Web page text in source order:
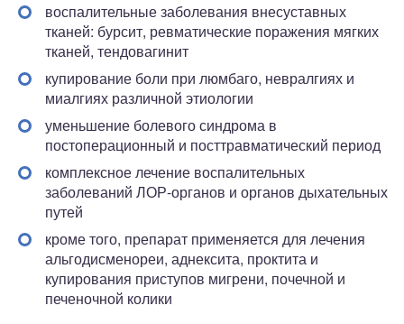
воспалительные заболевания внесуставных
тканей: бурсит, ревматические поражения мягких
тканей, тендовагинит
купирование боли при люмбаго, невралгиях и
миалгиях различной этиологии
уменьшение болевого синдрома в
постоперационный и посттравматический период
комплексное лечение воспалительных
заболеваний ЛОР-органов и органов дыхательных
путей
кроме того, препарат применяется для лечения
альгодисменореи, аднексита, проктита и
купирования приступов мигрени, почечной и
печеночной колики